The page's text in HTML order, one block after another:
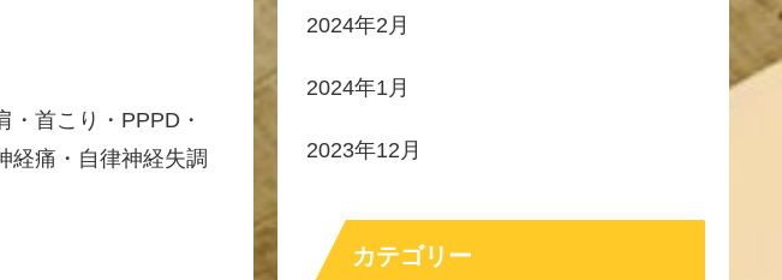
首こり・PPPD・
経痛・自律神経失調
2024年2月
2024年1月
2023年12月
カテゴリー